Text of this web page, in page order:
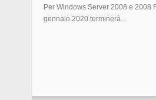
Per Windows Server 2008 e 2008
gennaio 2020 terminerà...